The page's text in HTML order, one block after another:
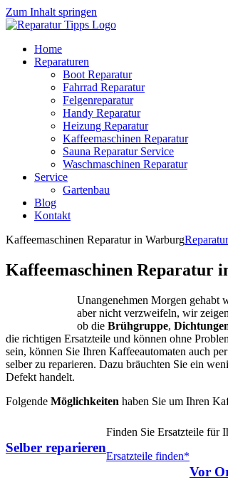
Zum Inhalt springen
Home
Reparaturen
Boot Reparatur
Fahrrad Reparatur
Felgenreparatur
Handy Reparatur
Heizung Reparatur
Kaffeemaschinen Reparatur
Sauna Reparatur Service
Waschmaschinen Reparatur
Service
Gartenbau
Blog
Kontakt
Kaffeemaschinen Reparatur in Warburg
Kaffeemaschinen Reparatur
Unangenehmen Morgen gehabt
aber nicht verzweifeln, wir
ob die Brühgruppe,
die richtigen Ersatzteile und können ohne
sein, können Sie Ihren Kaffeeautomaten auch
selber zu reparieren. Dazu bräuchten Sie ein
Defekt handelt.
Folgende Möglichkeiten haben Sie um Ihren
Selber reparieren
Finden Sie Ersatzteile für
Ersatzteile finden*
Vor